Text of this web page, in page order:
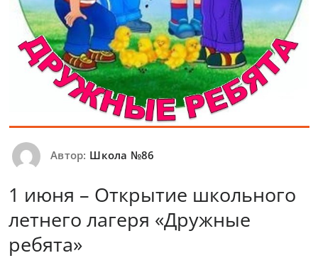
Автор: Школа №86
1 июня – Открытие школьного
летнего лагеря «Дружные
ребята»